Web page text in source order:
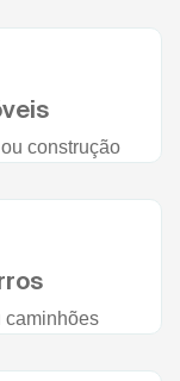
construção
caminhões